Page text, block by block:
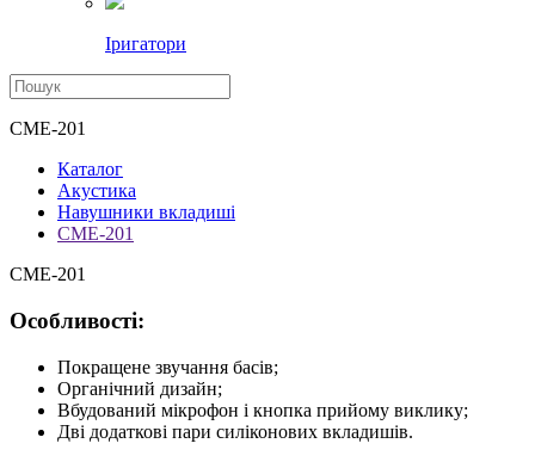
Іригатори
CME-201
Каталог
Акустика
Навушники вкладиші
CME-201
CME-201
Особливості:
Покращене звучання басів;
Органічний дизайн;
Вбудований мікрофон і кнопка прийому виклику;
Дві додаткові пари силіконових вкладишів.